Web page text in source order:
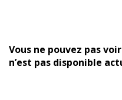
Vous ne pouvez pas
n’est pas disponible